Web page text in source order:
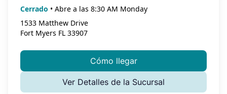
Cerrado • Abre a las 8:30 AM Monday
1533 Matthew Drive
Fort Myers FL 33907
Cómo llegar
Ver Detalles de la Sucursal